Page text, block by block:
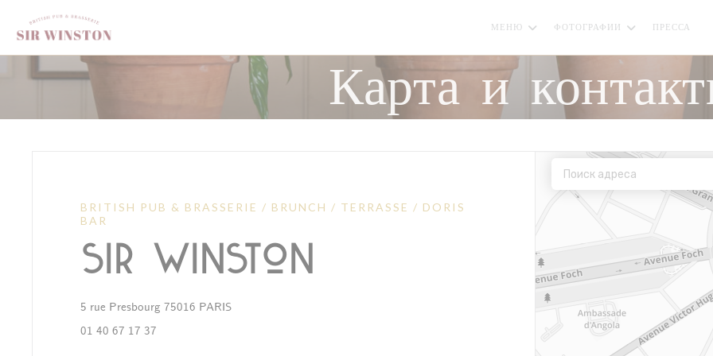
Панель управления cookies
МЕНЮ ФОТОГРАФИИ ПРЕССА
Карта и
BRITISH PUB & BRASSERIE / BRUNCH / TERRASSE / DORIS
BAR
Sir Winston
5 rue Presbourg 75016 PARIS((открывается в новом окне))
01 40 67 17 37